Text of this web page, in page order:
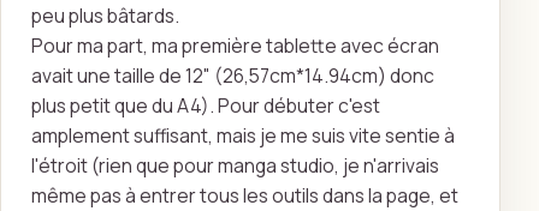
peu plus bâtards.
Pour ma part, ma première tablette avec écran
avait une taille de 12" (26,57cm*14.94cm) donc
plus petit que du A4). Pour débuter c'est
amplement suffisant, mais je me suis vite sentie à
l'étroit (rien que pour manga studio, je n'arrivais
même pas à entrer tous les outils dans la page, et